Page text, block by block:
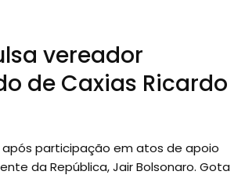
vereador
de Caxias Ricardo
após participação em atos de apoio
da República, Jair Bolsonaro. Gota